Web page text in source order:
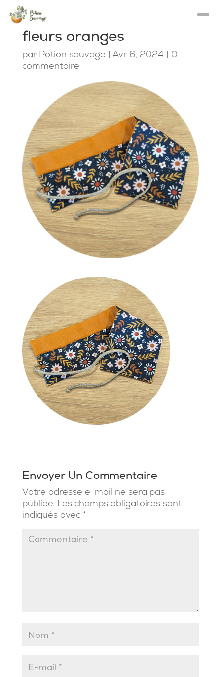
fleurs oranges
par Potion sauvage | Avr 6, 2024 | 0
commentaire
Envoyer Un Commentaire
Votre adresse e-mail ne sera pas
publiée. Les champs obligatoires sont
indiqués avec *